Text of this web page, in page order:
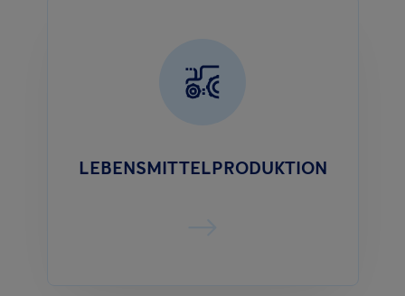
LEBENSMITTELPRODUKTION